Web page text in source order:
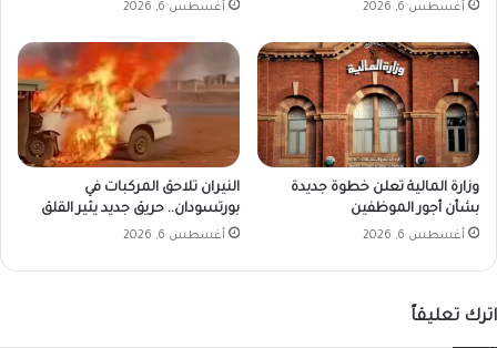
أغسطس 6, 2026 أغسطس 6, 2026
وزارة المالية تعلن خطوة جديدة
بشأن أجور الموظفين
أغسطس 6, 2026
النيران تلاحق المركبات في
بورتسودان.. حريق جديد يثير القلق
أغسطس 6, 2026
اترك تعليقاً